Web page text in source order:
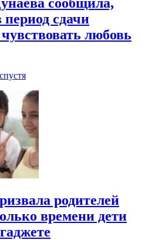
период сдачи
любовь
родителей
времени дети